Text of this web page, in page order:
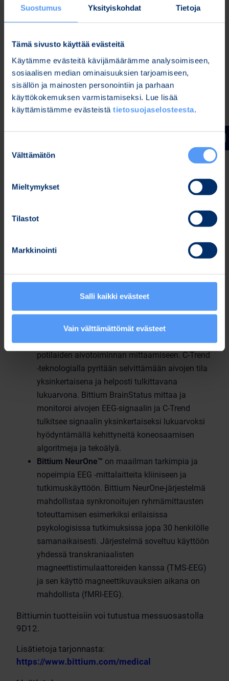
Suostumus Yksityiskohdat Tietoja
Tämä sivusto käyttää evästeitä
Käytämme evästeitä kävijämäärämme analysoimiseen,
sosiaalisen median ominaisuuksien tarjoamiseen,
sisällön ja mainosten personointiin ja parhaan
käyttökokemuksen varmistamiseksi. Lue lisää
käyttämistämme evästeistä tietosuojaselosteesta.
valinta
Välttämätön
Mieltymykset
Tilastot
Markkinointi
Salli kaikki evästeet
Vain välttämättömät evästeet
joustavan työskentelytavan tiiviin
tapahtumapohjaisen EKG-rytmihäiriöanalyysin
ovat aina tarvittaessa saatavilla oleva koko
mittausdata, täydet mahdollisuudet käsitellä
laitteen tunnistamia tapahtumia, täysi kontrolli
päättää raportoinnin sisällöstä sekä
mahdollisuus analysoida rajoittamaton määrä
mittausdataa.
Bittium BrainStatus™on langaton pienikokoinen
kertakäyttöisen, helposti ja nopeasti potilaalle
kanssa muun muassa epilepsiakohtauksien
diagnosointiin. Bittium BrainStatus mahdollistaa
nopean mittauksen toteuttamisen niin
mahdollistaa näin potilaan hoitoprosessin
nopeuttamisen. Bittium BrainStatus -laitetta
voidaan käyttää langattomaan reaaliaikaiseen
tallentaa laitteen muistiin.
Bittium BrainStatus™ja Cerenion C-Trend
yhdessä ovat maailman ensimmäinen
käytännöllinen menetelmä tehohoidon
potilaiden aivotoiminnan mittaamiseen. C-Trend
-teknologialla pyritään selvittämään aivojen tila
yksinkertaisena ja helposti tulkittavana
lukuarvona. Bittium BrainStatus mittaa ja
monitoroi aivojen EEG-signaalin ja C-Trend
tulkitsee signaalin yksinkertaiseksi lukuarvoksi
hyödyntämällä kehittyneitä koneosaamisen
algoritmeja ja tekoälyä.
Bittium NeurOne™ on maailman tarkimpia ja
nopeimpia EEG -mittalaitteita kliiniseen ja
tutkimuskäyttöön. Bittium NeurOne-järjestelmä
mahdollistaa synkronoitujen ryhmämittausten
toteuttamisen esimerkiksi erilaisissa
psykologisissa tutkimuksissa jopa 30 henkilölle
samanaikaisesti. Järjestelmä soveltuu käyttöön
yhdessä transkraniaalisten
magneettistimulaattoreiden kanssa (TMS-EEG)
ja sen käyttö magneettikuvauksien aikana on
mahdollista (fMRI-EEG).
Bittiumin tuotteisiin voi tutustua messuosastolla
9D12.
Lisätietoja tarjonnasta:
https://www.bittium.com/medical